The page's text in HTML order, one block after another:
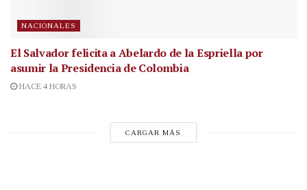
NACIONALES
El Salvador felicita a Abelardo de la Espriella por
asumir la Presidencia de Colombia
HACE 4 HORAS
CARGAR MÁS